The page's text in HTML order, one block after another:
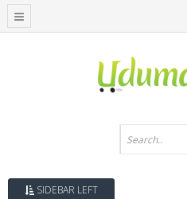
SIDEBAR LEFT